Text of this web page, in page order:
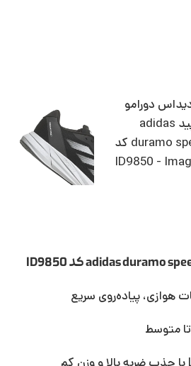
هوازی، پیاده‌روی سریع
متوسط